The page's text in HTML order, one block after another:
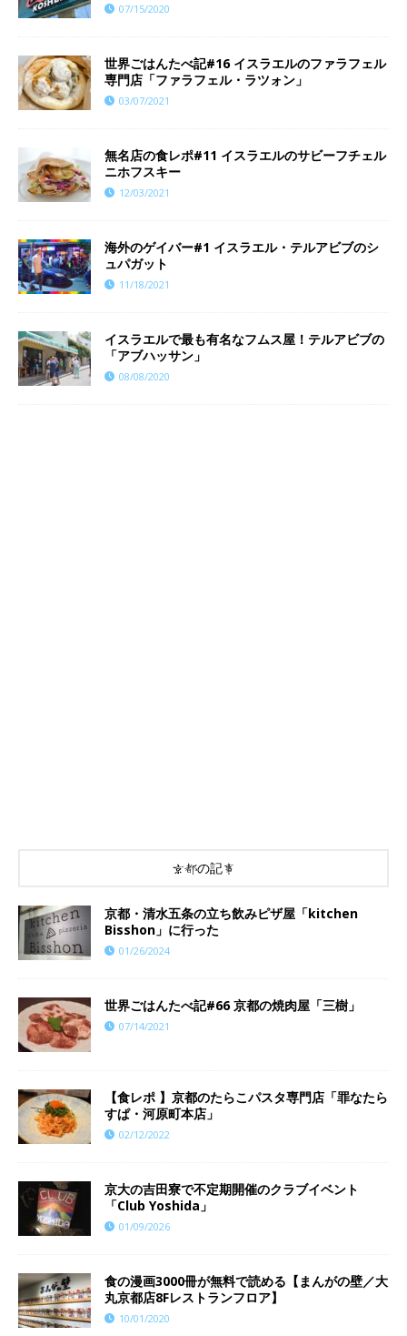
07/15/2020
世界ごはんたべ記#16 イスラエルのファラフェル
専門店「ファラフェル・ラツォン」
03/07/2021
無名店の食レポ#11 イスラエルのサビーフチェル
ニホフスキー
12/03/2021
海外のゲイバー#1 イスラエル・テルアビブのシ
ュパガット
11/18/2021
イスラエルで最も有名なフムス屋！テルアビブの
「アブハッサン」
08/08/2020
京都の記事
京都・清水五条の立ち飲みピザ屋「kitchen
Bisshon」に行った
01/26/2024
世界ごはんたべ記#66 京都の焼肉屋「三樹」
07/14/2021
【食レポ 】京都のたらこパスタ専門店「罪なたら
すぱ・河原町本店」
02/12/2022
京大の吉田寮で不定期開催のクラブイベント
「Club Yoshida」
01/09/2026
食の漫画3000冊が無料で読める【まんがの壁／大
丸京都店8Fレストランフロア】
10/01/2020